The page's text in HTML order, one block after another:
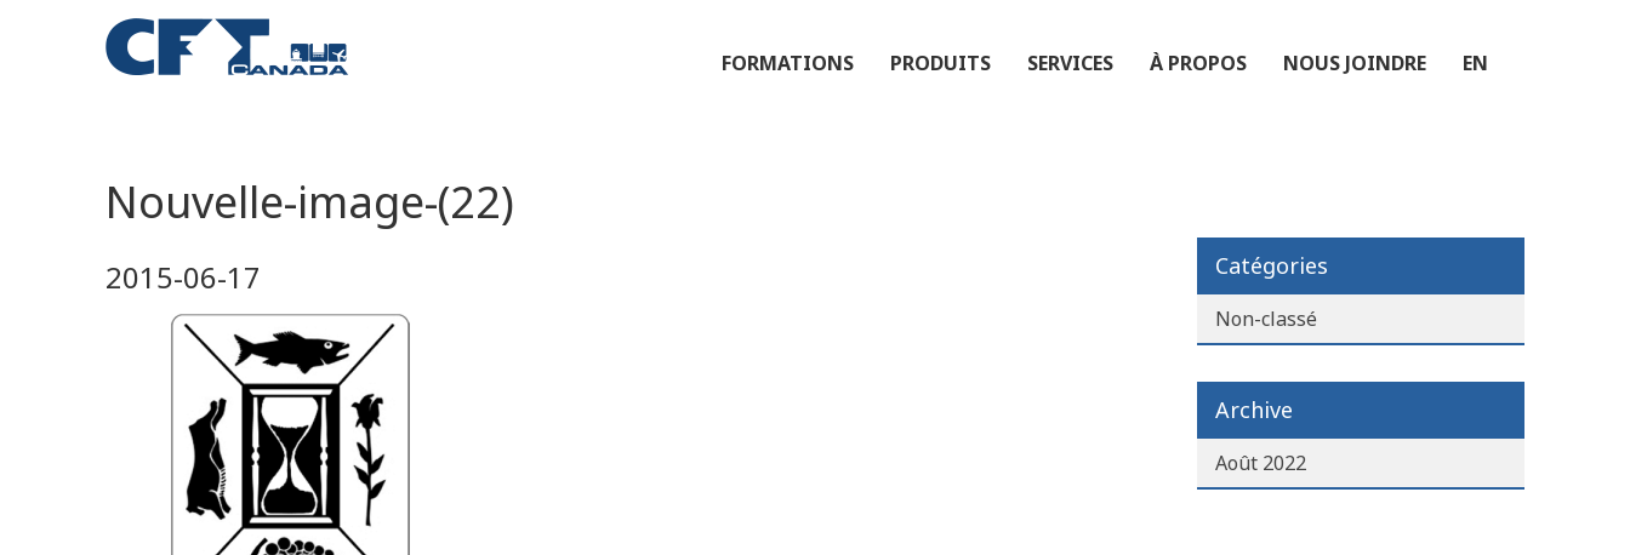
FORMATIONS PRODUITS SERVICES À PROPOS NOUS JOINDRE EN
Nouvelle-image-(22)
2015-06-17 Catégories
Non-classé
Archive
Août 2022